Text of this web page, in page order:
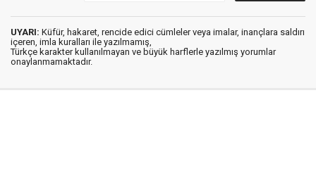
UYARI: Küfür, hakaret, rencide edici cümleler veya imalar, inançlara saldırı
içeren, imla kuralları ile yazılmamış,
Türkçe karakter kullanılmayan ve büyük harflerle yazılmış yorumlar
onaylanmamaktadır.